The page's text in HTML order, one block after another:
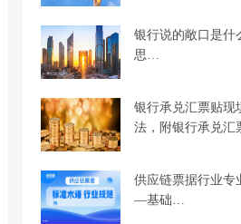
银行说的敞口是什
思…
银行承兑汇票贴现
法，附银行承兑
供应链票据行业专
—基础…